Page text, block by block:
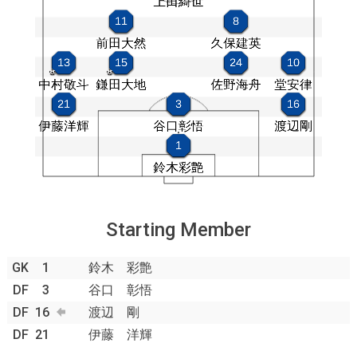
Starting Member
GK 1
鈴木 彩艶
DF
3
谷口 彰悟
DF 16
渡辺 剛
DF 21
伊藤 洋輝